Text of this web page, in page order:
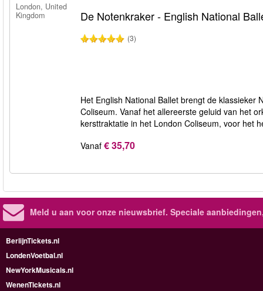
London, United
Kingdom
De Notenkraker - English National
(3)
Het English National Ballet brengt de
Coliseum. Vanaf het allereerste geluid van het
kersttraktatie in het London Coliseum, voor het
Vanaf € 35,70
Meld u aan voor onze nieuwsbrief. Speciale
BerlijnTickets.nl
LondenVoetbal.nl
NewYorkMusicals.nl
WenenTickets.nl